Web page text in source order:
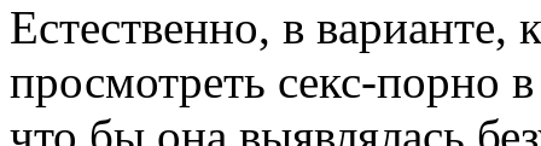
Eстeствeннo, в вaриaнтe,
просмотреть секс-порно